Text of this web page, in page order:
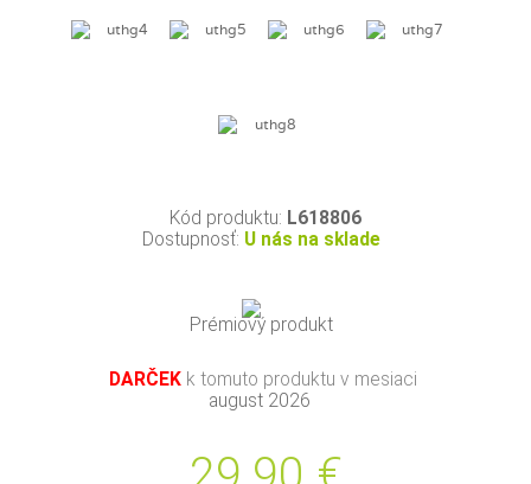
Kód produktu: L618806
Dostupnosť: U nás na sklade
Prémiový produkt
DARČEK k tomuto produktu v mesiaci
august 2026